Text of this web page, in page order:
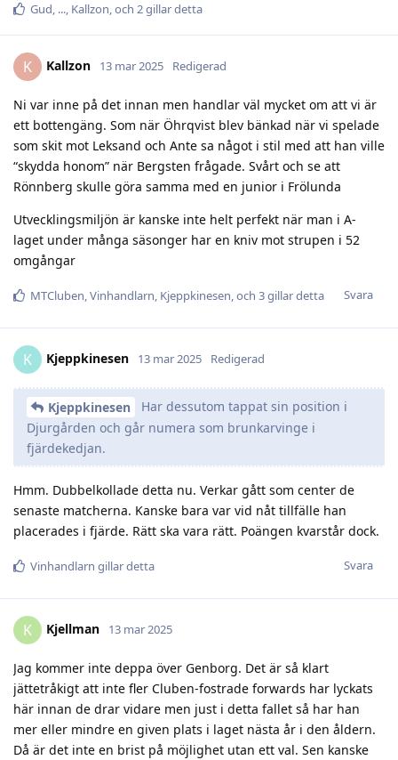
Gud, .​.​.​, Kallzon, och 2gillar detta
K Kallzon 13 mar 2025 Redigerad
Ni var inne på det innan men handlar väl mycket om att vi är
ett bottengäng. Som när Öhrqvist blev bänkad när vi spelade
som skit mot Leksand och Ante sa något i stil med att han ville
“skydda honom” när Bergsten frågade. Svårt och se att
Rönnberg skulle göra samma med en junior i Frölunda
Utvecklingsmiljön är kanske inte helt perfekt när man i A-
laget under många säsonger har en kniv mot strupen i 52
omgångar
Svara
MTCluben,Vinhandlarn, Kjeppkinesen, och 3gillar detta
K Kjeppkinesen 13 mar 2025 Redigerad
Kjeppkinesen
Har dessutom tappat sin position i
Djurgården och går numera som brunkarvinge i
fjärdekedjan.
Hmm. Dubbelkollade detta nu. Verkar gått som center de
senaste matcherna. Kanske bara var vid nåt tillfälle han
placerades i fjärde. Rätt ska vara rätt. Poängen kvarstår dock.
Svara
Vinhandlarn gillar detta
K Kjellman 13 mar 2025
Jag kommer inte deppa över Genborg. Det är så klart
jättetråkigt att inte fler Cluben-fostrade forwards har lyckats
här innan de drar vidare men just i detta fallet så har han
mer eller mindre en given plats i laget nästa år i den åldern.
Då är det inte en brist på möjlighet utan ett val. Sen kanske